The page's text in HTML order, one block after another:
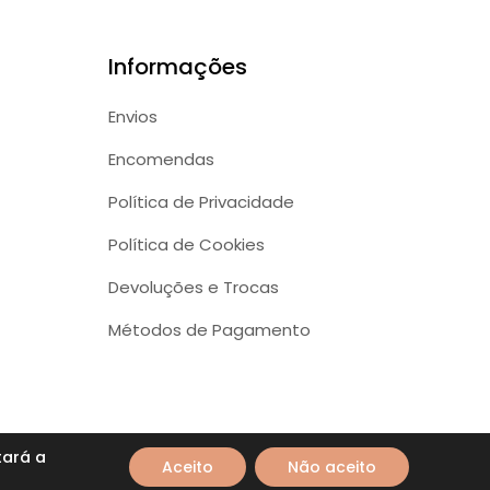
Informações
Envios
Encomendas
Política de Privacidade
Política de Cookies
Devoluções e Trocas
Métodos de Pagamento
a Aceito Não aceito